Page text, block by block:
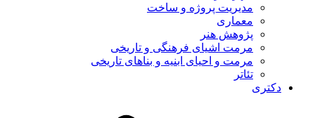
مدیریت پروژه و ساخت
معماری
پژوهش هنر
مرمت اشیای فرهنگی و تاریخی
مرمت و احیای ابنیه و بناهای تاریخی
تئاتر
دکتری